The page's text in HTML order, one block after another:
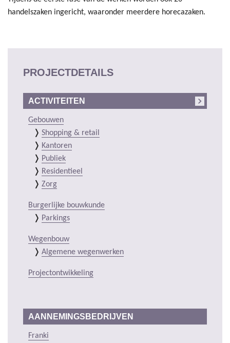
handelszaken ingericht, waaronder meerdere horecazaken.
PROJECTDETAILS
ACTIVITEITEN
Gebouwen
Shopping & retail
Kantoren
Publiek
Residentieel
Zorg
Burgerlijke bouwkunde
Parkings
Wegenbouw
Algemene wegenwerken
Projectontwikkeling
AANNEMINGSBEDRIJVEN
Franki